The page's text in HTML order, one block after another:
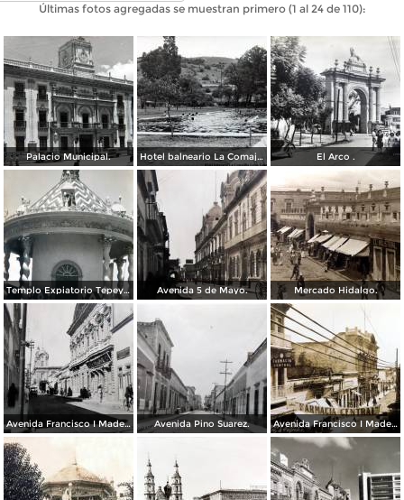
Últimas fotos agregadas se muestran primero (1 al 24 de 110):
Palacio Municipal. Hotel balneario La Comajilla León, Guanajuato El Arco .
Templo Expiatorio Tepeyac. Avenida 5 de Mayo. Mercado Hidalgo.
Avenida Francisco I Madero. Avenida Pino Suarez. Avenida Francisco I Madero.